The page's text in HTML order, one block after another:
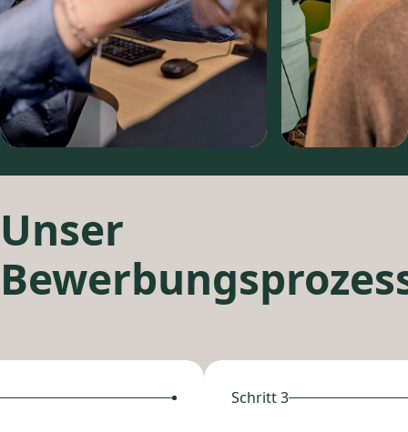
Unser
Schritt 3